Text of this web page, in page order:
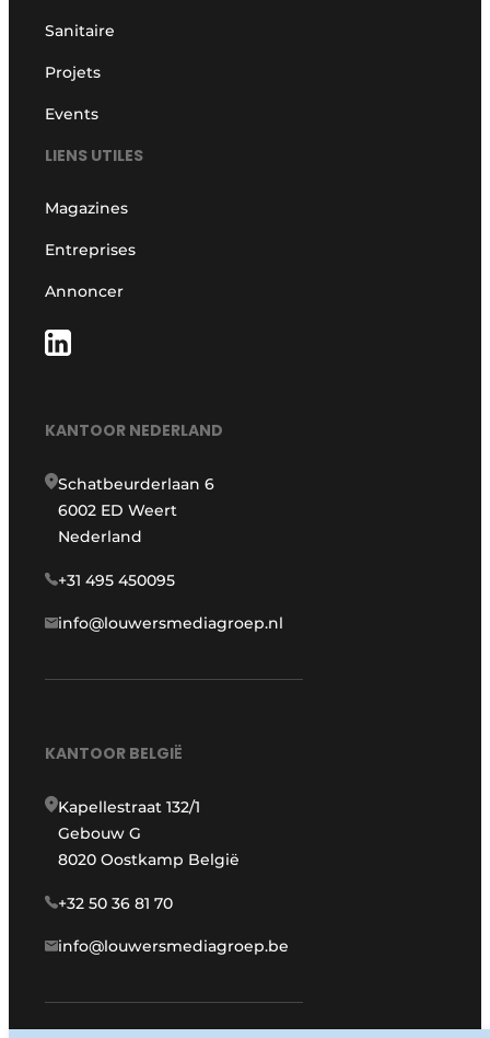
Sanitaire
Projets
Events
LIENS UTILES
Magazines
Entreprises
Annoncer
KANTOOR NEDERLAND
Schatbeurderlaan 6
6002 ED Weert
Nederland
+31 495 450095
info@louwersmediagroep.nl
KANTOOR BELGIË
Kapellestraat 132/1
Gebouw G
8020 Oostkamp België
+32 50 36 81 70
info@louwersmediagroep.be